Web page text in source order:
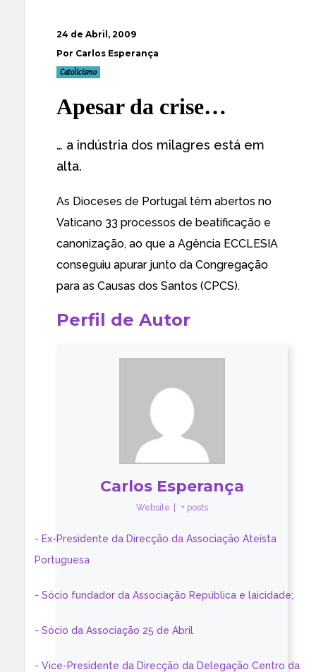
24 de Abril, 2009
Por Carlos Esperança
Catolicismo
Apesar da crise…
… a indústria dos milagres está em
alta.
As Dioceses de Portugal têm abertos no
Vaticano 33 processos de beatificação e
canonização, ao que a Agência ECCLESIA
conseguiu apurar junto da Congregação
para as Causas dos Santos (CPCS).
Perfil de Autor
Carlos Esperança
Website + posts
- Ex-Presidente da Direcção da Associação Ateísta
Portuguesa
- Sócio fundador da Associação República e laicidade;
- Sócio da Associação 25 de Abril
- Vice-Presidente da Direcção da Delegação Centro da